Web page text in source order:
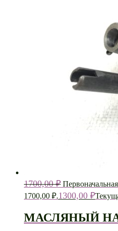
1700,00₽
1700,00 ₽.1300,00 ₽
МАСЛЯНЫЙ